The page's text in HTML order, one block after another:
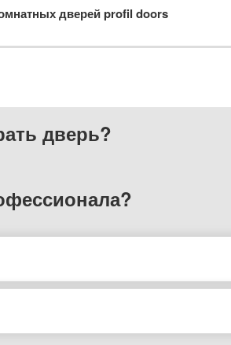
дверей profil doors
дверь?